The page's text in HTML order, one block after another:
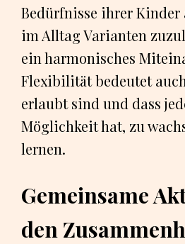
Bedürfnisse ihrer Kinder
im Alltag Varianten
ein harmonisches
Flexibilität bedeutet
erlaubt sind und dass
Möglichkeit hat, zu
lernen.
Gemeinsame
den